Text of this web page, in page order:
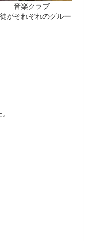
ラブ
がそれぞれのグルー